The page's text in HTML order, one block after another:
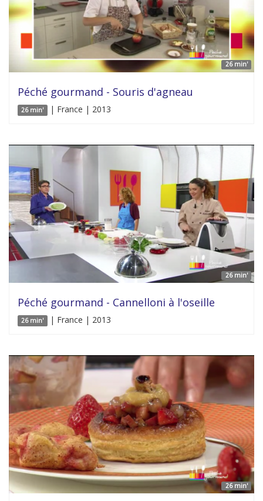
26 min'
Péché gourmand - Souris d'agneau
26 min' | France | 2013
26 min'
Péché gourmand - Cannelloni à l'oseille
26 min' | France | 2013
26 min'